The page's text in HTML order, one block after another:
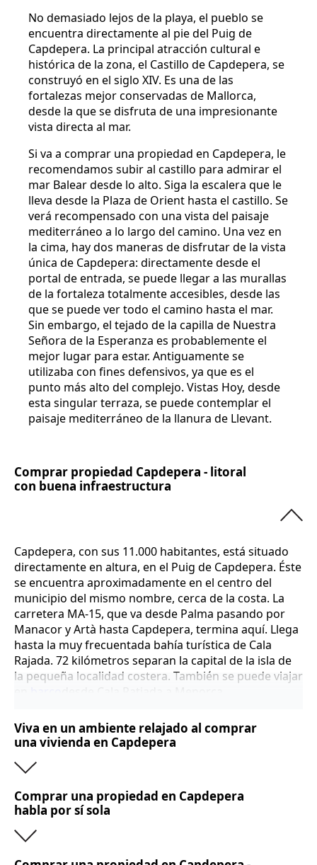
No demasiado lejos de la playa, el pueblo se
encuentra directamente al pie del Puig de
Capdepera. La principal atracción cultural e
histórica de la zona, el Castillo de Capdepera, se
construyó en el siglo XIV. Es una de las
fortalezas mejor conservadas de Mallorca,
desde la que se disfruta de una impresionante
vista directa al mar.
Si va a comprar una propiedad en Capdepera, le
recomendamos subir al castillo para admirar el
mar Balear desde lo alto. Siga la escalera que le
lleva desde la Plaza de Orient hasta el castillo. Se
verá recompensado con una vista del paisaje
mediterráneo a lo largo del camino. Una vez en
la cima, hay dos maneras de disfrutar de la vista
única de Capdepera: directamente desde el
portal de entrada, se puede llegar a las murallas
de la fortaleza totalmente accesibles, desde las
que se puede ver todo el camino hasta el mar.
Sin embargo, el tejado de la capilla de Nuestra
Señora de la Esperanza es probablemente el
mejor lugar para estar. Antiguamente se
utilizaba con fines defensivos, ya que es el
punto más alto del complejo. Vistas Hoy, desde
esta singular terraza, se puede contemplar el
paisaje mediterráneo de la llanura de Llevant.
Comprar propiedad Capdepera - litoral
con buena infraestructura
Capdepera, con sus 11.000 habitantes, está situado
directamente en altura, en el Puig de Capdepera. Éste
se encuentra aproximadamente en el centro del
municipio del mismo nombre, cerca de la costa. La
carretera MA-15, que va desde Palma pasando por
Manacor y Artà hasta Capdepera, termina aquí. Llega
hasta la muy frecuentada bahía turística de Cala
Rajada. 72 kilómetros separan la capital de la isla de
la pequeña localidad costera. También se puede viajar
que la infraestructura histórica del pueblo le guíe por
nuevos caminos. Las estrechas calles le dan la
oportunidad de explorar el pueblo a pie. Sin
debido a la estrechez de la urbanización. Por ello, le
aconsejamos que aparque su coche en el centro del
pueblo.
Viva en un ambiente relajado al comprar
una vivienda en Capdepera
Comprar una propiedad en Capdepera
habla por sí sola